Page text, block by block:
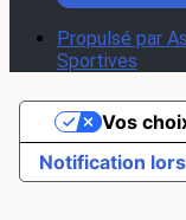
Propulsé par
Sportives
Notification
Vos